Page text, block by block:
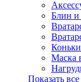
Блин и
Маска
Показать